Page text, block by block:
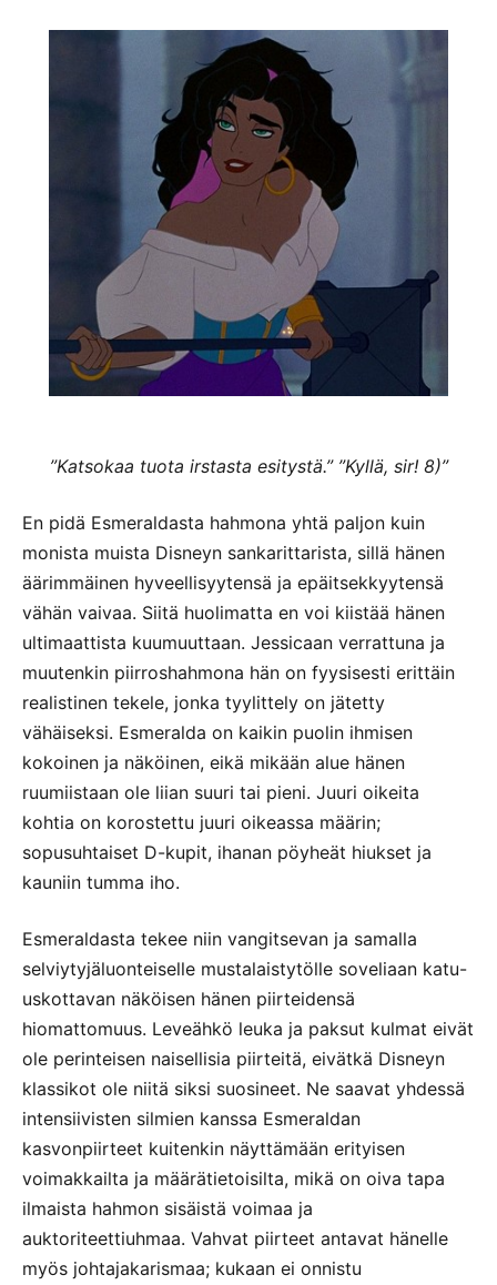
”Katsokaa tuota irstasta esitystä.” ”Kyllä, sir! 8)”
En pidä Esmeraldasta hahmona yhtä paljon kuin
monista muista Disneyn sankarittarista, sillä hänen
äärimmäinen hyveellisyytensä ja epäitsekkyytensä
vähän vaivaa. Siitä huolimatta en voi kiistää hänen
ultimaattista kuumuuttaan. Jessicaan verrattuna ja
muutenkin piirroshahmona hän on fyysisesti erittäin
realistinen tekele, jonka tyylittely on jätetty
vähäiseksi. Esmeralda on kaikin puolin ihmisen
kokoinen ja näköinen, eikä mikään alue hänen
ruumiistaan ole liian suuri tai pieni. Juuri oikeita
kohtia on korostettu juuri oikeassa määrin;
sopusuhtaiset D-kupit, ihanan pöyheät hiukset ja
kauniin tumma iho.
Esmeraldasta tekee niin vangitsevan ja samalla
selviytyjäluonteiselle mustalaistytölle soveliaan katu-
uskottavan näköisen hänen piirteidensä
hiomattomuus. Leveähkö leuka ja paksut kulmat eivät
ole perinteisen naisellisia piirteitä, eivätkä Disneyn
klassikot ole niitä siksi suosineet. Ne saavat yhdessä
intensiivisten silmien kanssa Esmeraldan
kasvonpiirteet kuitenkin näyttämään erityisen
voimakkailta ja määrätietoisilta, mikä on oiva tapa
ilmaista hahmon sisäistä voimaa ja
auktoriteettiuhmaa. Vahvat piirteet antavat hänelle
myös johtajakarismaa; kukaan ei onnistu